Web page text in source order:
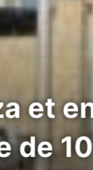
et
de 10